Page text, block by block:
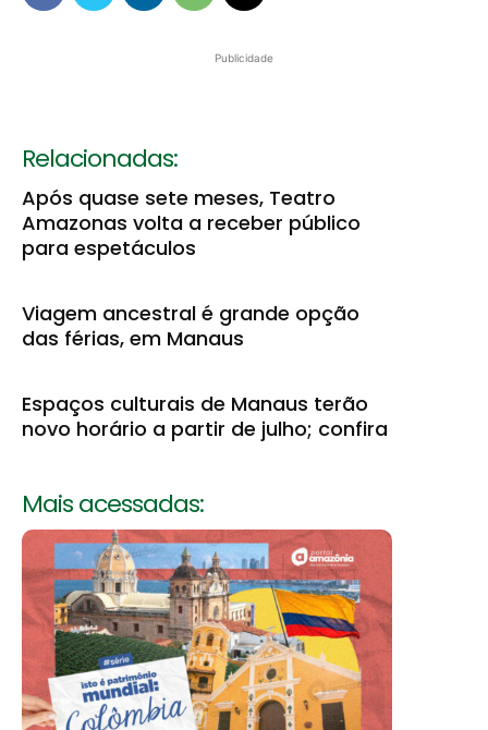
Publicidade
Relacionadas:
Após quase sete meses, Teatro
Amazonas volta a receber público
para espetáculos
Viagem ancestral é grande opção
das férias, em Manaus
Espaços culturais de Manaus terão
novo horário a partir de julho; confira
Mais acessadas: